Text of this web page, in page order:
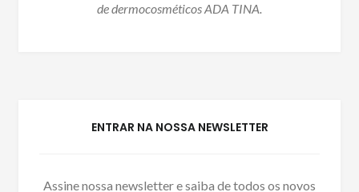
de dermocosméticos ADA TINA.
ENTRAR NA NOSSA NEWSLETTER
Assine nossa newsletter e saiba de todos os novos